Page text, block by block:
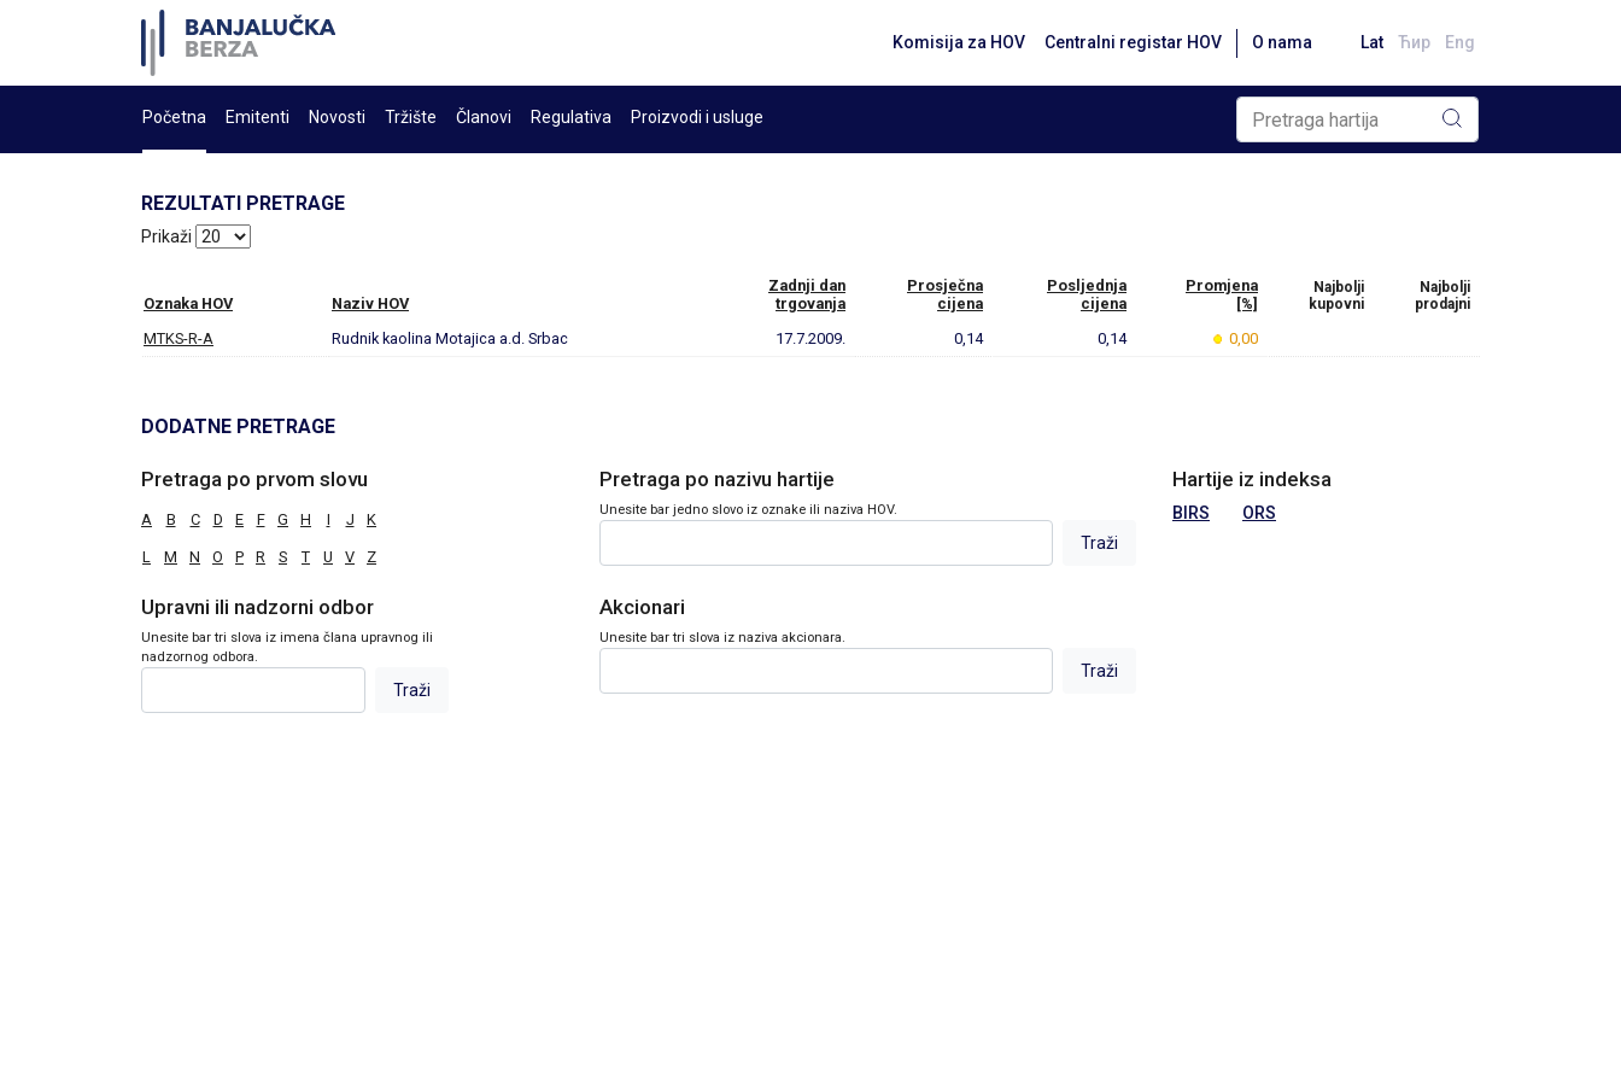
Komisija za HOV Centralni registar HOV O nama Lat Ћир Eng
Početna Emitenti Novosti Tržište Članovi Regulativa Proizvodi i usluge
REZULTATI PRETRAGE
Prikaži
Oznaka HOV Naziv HOV
Zadnji dan
trgovanja
Prosječna
cijena
Posljednja
cijena
Promjena
[%]
Najbolji
kupovni
Najbolji
prodajni
MTKS-R-A Rudnik kaolina Motajica a.d. Srbac 17.7.2009. 0,14 0,14 0,00
DODATNE PRETRAGE
Pretraga po prvom slovu
A B C D E F G H I J K
L M N O P R S T U V Z
Pretraga po nazivu hartije
Unesite bar jedno slovo iz oznake ili naziva HOV.
Hartije iz indeksa
BIRS ORS
Upravni ili nadzorni odbor
Unesite bar tri slova iz imena člana upravnog ili
nadzornog odbora.
Akcionari
Unesite bar tri slova iz naziva akcionara.